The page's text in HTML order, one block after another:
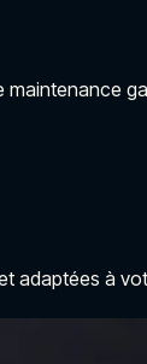
adaptées à